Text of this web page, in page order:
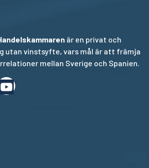
är en privat och
utan vinstsyfte, vars mål är att främja
mellan Sverige och Spanien.